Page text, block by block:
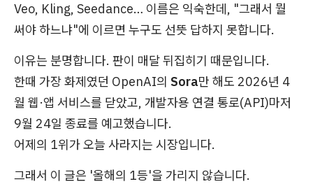
Veo, Kling, Seedance… 이름은 익숙한데, "그래서 뭘
써야 하느냐"에 이르면 누구도 선뜻 답하지 못합니다.
이유는 분명합니다. 판이 매달 뒤집히기 때문입니다.
한때 가장 화제였던 OpenAI의 Sora만 해도 2026년 4
월 웹·앱 서비스를 닫았고, 개발자용 연결 통로(API)마저
9월 24일 종료를 예고했습니다.
어제의 1위가 오늘 사라지는 시장입니다.
그래서 이 글은 '올해의 1등'을 가리지 않습니다.